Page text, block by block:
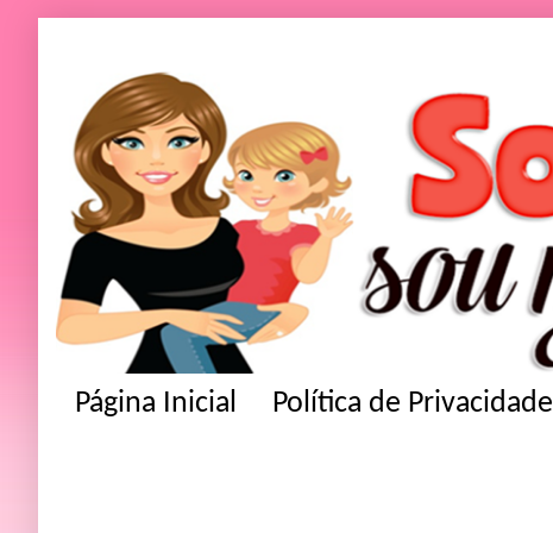
Página Inicial Política de Privacidade